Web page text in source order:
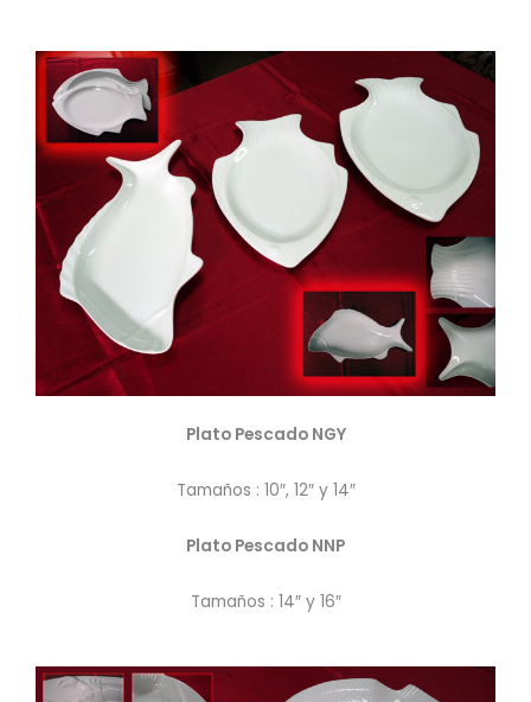
Plato Pescado NGY
Tamaños : 10″, 12″ y 14″
Plato Pescado NNP
Tamaños : 14″ y 16″